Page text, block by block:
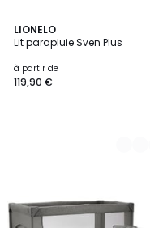
LIONELO
Lit parapluie Sven Plus
à partir de
119,90 €
2
Couleurs